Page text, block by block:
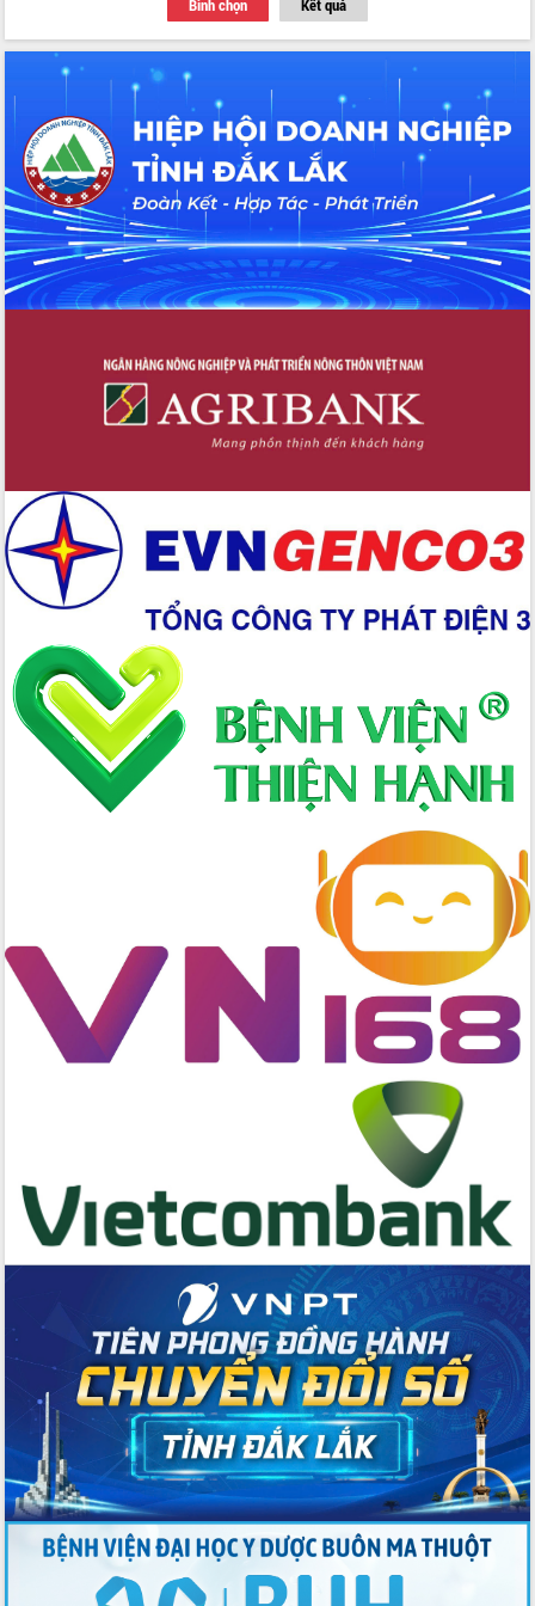
du khách thông qua Hệ thống cơ sở dữ
liệu và Bản đồ số
Tập huấn ứng dụng trí tuệ nhân tạo (AI)
trong thương mại điện tử năm 2026
Đoàn đại biểu Quốc hội tỉnh Đắk Lắk
trao đổi thông tin trước Kỳ họp thứ
nhất, Quốc hội khóa XVI
Quyết liệt cải cách hành chính, khơi
thông nguồn lực phát triển
Nâng cao hiệu lực, hiệu quả HĐND
tỉnh thông qua hiện đại hóa hành chính
Xã Ea Phê gắn cải cách hành chính với
Phó Chủ tịch Thường trực UBND tỉnh
Hồ Thị Nguyên Thảo làm việc tại Trung
tâm Phục vụ hành chính công xã Ea
hành cùng nông dân dân, doanh nghiệp
Giai đoạn 2026-2030, Đắk Lắk phấn
đấu có 77% xã đạt chuẩn nông thôn
mới
Chuyển đổi số 'mở đường' cho nông
nghiệp Đắk Lắk tăng trưởng bứt phá
Triển khai đồng bộ đo đạc, lập hồ sơ
địa chính, hoàn thiện cơ sở dữ liệu đất
đai
Ứng dụng sinh trắc học - Bước tiến
trong hành trình chuyển đổi số tại Đắk
Đắk Lắk nâng cao hiệu quả công tác
chuyển đổi số cho cán bộ, công chức
cấp xã
Đắk Lắk phát động hưởng ứng Ngày
Quyền của người tiêu dùng Việt Nam
Lương Văn Chánh năm 2026
Phó Bí thư Tỉnh ủy Đắk Lắk Đỗ Hữu
Huy giữ chức Bí thư Đảng ủy Ủy Ban
Nhân dân tỉnh
Bệnh án điện tử thúc đẩy chuyển đổi
số y tế tại Đắk Lắk
Chuyển đổi số thư viện: Mở rộng
không gian tri thức trong thời đại số
Đánh giá, rút kinh nghiệm công tác tổ
chức diễn tập trước ngày bầu cử
Chương trình “Gặp gỡ hữu nghị –
Friendship Meeting New Year 2026”
Bầu cử Quốc hội và HĐND: Cử tri Đắk
Lắk gửi gắm niềm tin, kỳ vọng vào lá
phiếu
Đắk Lắk sẵn sàng các điều kiện cho
Bình chọn Kết quả